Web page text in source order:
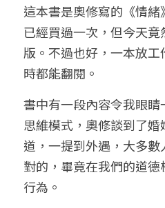
五人實戰班
五行計算初階班
五行計算高階班
團隊訓練營
小兒命名
科學八字輕鬆學
輕鬆學會科學八字推理
常見問題
FB粉絲頁
繁體中文
繁體中文
0938617837
五行八字線上班
這本書是奧修寫的《情
已經買過一次，但今天
版。不過也好，一本放
時都能翻閱。
書中有一段內容令我眼
思維模式，奧修談到了
道，一提到外遇，大多
對的，畢竟在我們的道
行為。